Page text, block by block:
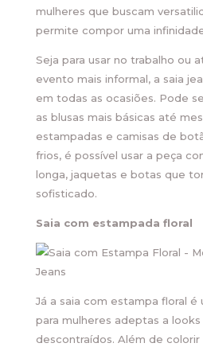
mulheres que buscam
permite compor uma
Seja para usar no trabalho ou
evento mais informal, a saia
em todas as ocasiões. Pode
as blusas mais básicas até
estampadas e camisas de
frios, é possível usar a peça
longa, jaquetas e botas que
sofisticado.
Saia com estampada floral
Já a saia com estampa floral
para mulheres adeptas a
descontraídos. Além de